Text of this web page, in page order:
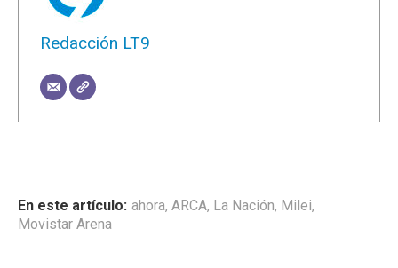
Redacción LT9
ahora, ARCA, La Nación, Milei,
Movistar Arena